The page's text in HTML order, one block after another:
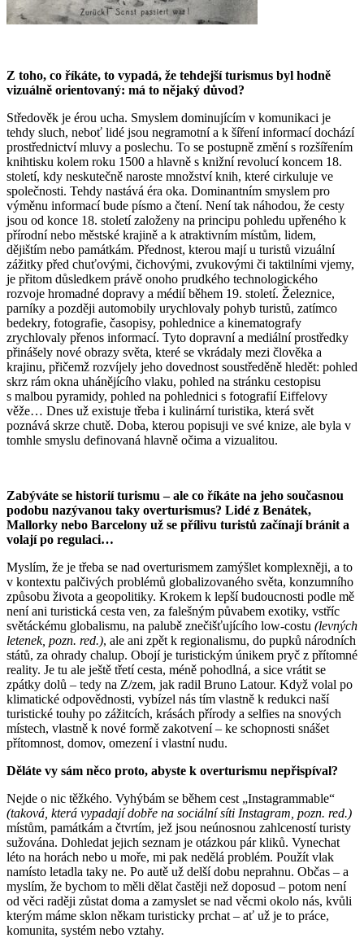
Z toho, co říkáte, to vypadá, že tehdejší turismus byl hodně
vizuálně orientovaný: má to nějaký důvod?
Středověk je érou ucha. Smyslem dominujícím v komunikaci je
tehdy sluch, neboť lidé jsou negramotní a k šíření informací dochází
prostřednictví mluvy a poslechu. To se postupně změní s rozšířením
knihtisku kolem roku 1500 a hlavně s knižní revolucí koncem 18.
století, kdy neskutečně naroste množství knih, které cirkuluje ve
společnosti. Tehdy nastává éra oka. Dominantním smyslem pro
výměnu informací bude písmo a čtení. Není tak náhodou, že cesty
jsou od konce 18. století založeny na principu pohledu upřeného k
přírodní nebo městské krajině a k atraktivním místům, lidem,
dějištím nebo památkám. Přednost, kterou mají u turistů vizuální
zážitky před chuťovými, čichovými, zvukovými či taktilními vjemy,
je přitom důsledkem právě onoho prudkého technologického
rozvoje hromadné dopravy a médií během 19. století. Železnice,
parníky a později automobily urychlovaly pohyb turistů, zatímco
bedekry, fotografie, časopisy, pohlednice a kinematografy
zrychlovaly přenos informací. Tyto dopravní a mediální prostředky
přinášely nové obrazy světa, které se vkrádaly mezi člověka a
krajinu, přičemž rozvíjely jeho dovednost soustředěně hledět: pohled
skrz rám okna uhánějícího vlaku, pohled na stránku cestopisu
s malbou pyramidy, pohled na pohlednici s fotografií Eiffelovy
věže… Dnes už existuje třeba i kulinární turistika, která svět
poznává skrze chutě. Doba, kterou popisuji ve své knize, ale byla v
tomhle smyslu definovaná hlavně očima a vizualitou.
Zabýváte se historií turismu – ale co říkáte na jeho současnou
podobu nazývanou taky overturismus? Lidé z Benátek,
Mallorky nebo Barcelony už se přílivu turistů začínají bránit a
volají po regulaci…
Myslím, že je třeba se nad overturismem zamýšlet komplexněji, a to
v kontextu palčivých problémů globalizovaného světa, konzumního
způsobu života a geopolitiky. Krokem k lepší budoucnosti podle mě
není ani turistická cesta ven, za falešným půvabem exotiky, vstříc
světáckému globalismu, na palubě znečišťujícího low-costu (levných
letenek, pozn. red.), ale ani zpět k regionalismu, do pupků národních
států, za ohrady chalup. Obojí je turistickým únikem pryč z přítomné
reality. Je tu ale ještě třetí cesta, méně pohodlná, a sice vrátit se
zpátky dolů – tedy na Z/zem, jak radil Bruno Latour. Když volal po
klimatické odpovědnosti, vybízel nás tím vlastně k redukci naší
turistické touhy po zážitcích, krásách přírody a selfies na snových
místech, vlastně k nové formě zakotvení – ke schopnosti snášet
přítomnost, domov, omezení i vlastní nudu.
Děláte vy sám něco proto, abyste k overturismu nepřispíval?
Nejde o nic těžkého. Vyhýbám se během cest „Instagrammable“
(taková, která vypadají dobře na sociální síti Instagram, pozn. red.)
místům, památkám a čtvrtím, jež jsou neúnosnou zahlceností turisty
sužována. Dohledat jejich seznam je otázkou pár kliků. Vynechat
léto na horách nebo u moře, mi pak nedělá problém. Použít vlak
namísto letadla taky ne. Po autě už delší dobu neprahnu. Občas – a
myslím, že bychom to měli dělat častěji než doposud – potom není
od věci raději zůstat doma a zamyslet se nad věcmi okolo nás, kvůli
kterým máme sklon někam turisticky prchat – ať už je to práce,
komunita, systém nebo vztahy.